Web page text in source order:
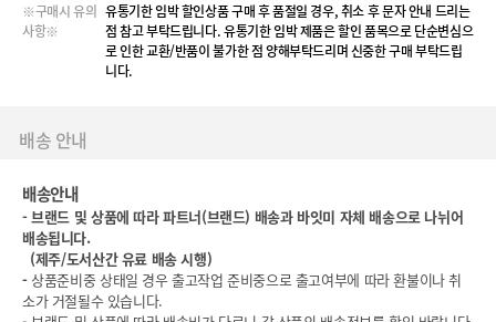
※구매시 유의
사항※
유통기한 임박 할인상품 구매 후 품절일 경우, 취소 후 문자 안내 드리는
점 참고 부탁드립니다. 유통기한 임박 제품은 할인 품목으로 단순변심으
로 인한 교환/반품이 불가한 점 양해부탁드리며 신중한 구매 부탁드립
니다.
배송 안내
배송안내
-브랜드 및 상품에 따라 파트너(브랜드) 배송과 바잇미 자체 배송으로 나뉘어
배송됩니다.
(제주/도서산간 유료 배송 시행)
- 상품준비중 상태일 경우 출고작업 준비중으로 출고여부에 따라 환불이나 취
소가 거절될수 있습니다.